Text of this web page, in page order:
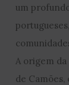
um
A origem
de Camões,